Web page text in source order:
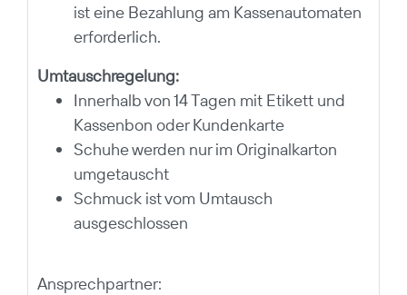
ist eine Bezahlung am Kassenautomaten
erforderlich.
Umtauschregelung:
Innerhalb von 14 Tagen mit Etikett und
Kassenbon oder Kundenkarte
Schuhe werden nur im Originalkarton
umgetauscht
Schmuck ist vom Umtausch
ausgeschlossen
Ansprechpartner: